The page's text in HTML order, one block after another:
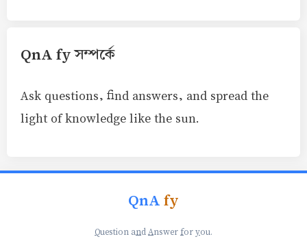
QnA fy সম্পর্কে
Ask questions, find answers, and spread the
light of knowledge like the sun.
QnAfy
Question andAnswer foryou.